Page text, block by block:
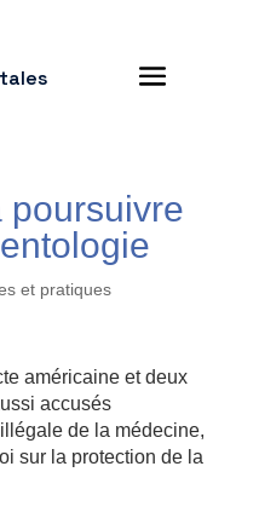
poursuivre
et pratiques
américaine et deux
accusés
de la médecine,
sur la protection de la